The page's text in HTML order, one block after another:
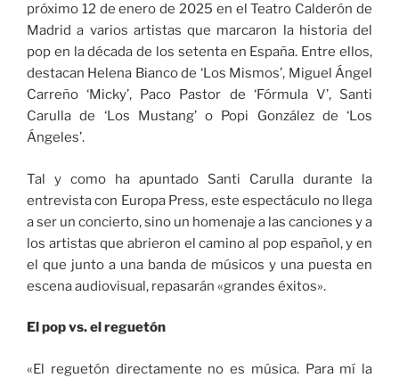
próximo 12 de enero de 2025 en el Teatro Calderón de
Madrid a varios artistas que marcaron la historia del
pop en la década de los setenta en España. Entre ellos,
destacan Helena Bianco de ‘Los Mismos’, Miguel Ángel
Carreño ‘Micky’, Paco Pastor de ‘Fórmula V’, Santi
Carulla de ‘Los Mustang’ o Popi González de ‘Los
Ángeles’.
Tal y como ha apuntado Santi Carulla durante la
entrevista con Europa Press, este espectáculo no llega
a ser un concierto, sino un homenaje a las canciones y a
los artistas que abrieron el camino al pop español, y en
el que junto a una banda de músicos y una puesta en
escena audiovisual, repasarán «grandes éxitos».
El pop vs. el reguetón
«El reguetón directamente no es música. Para mí la